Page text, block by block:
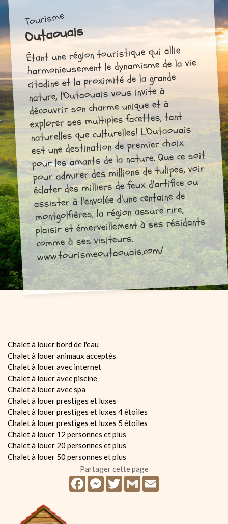
Tourisme
Outaouais
Étant une région touristique qui allie
harmonieusement le dynamisme de la vie
citadine et la proximité de la grande
nature, l'Outaouais vous invite à
découvrir son charme unique et à
explorer ses multiples facettes, tant
naturelles que culturelles! L'Outaouais
est une destination de premier choix
pour les amants de la nature. Que ce soit
pour admirer des millions de tulipes, voir
éclater des milliers de feux d'artifice ou
assister à l'envolée d'une centaine de
montgolfières, la région assure rire,
plaisir et émerveillement à ses résidants
comme à ses visiteurs.
www.tourismeoutaouais.com/
Chalet à louer bord de l'eau
Chalet à louer animaux acceptés
Chalet à louer avec internet
Chalet à louer avec piscine
Chalet à louer avec spa
Chalet à louer prestiges et luxes
Chalet à louer prestiges et luxes 4 étoiles
Chalet à louer prestiges et luxes 5 étoiles
Chalet à louer 12 personnes et plus
Chalet à louer 20 personnes et plus
Chalet à louer 50 personnes et plus
Partager cette page
FacebookMessenger
TwitterGmail